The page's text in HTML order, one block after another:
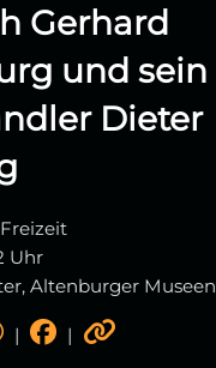
Gerhard
und sein
Dieter
Uhr
Altenburger Museen
| |